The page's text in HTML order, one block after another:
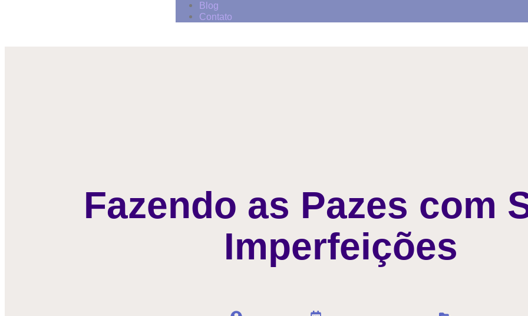
Blog
Contato
Fazendo as Pazes com
Imperfeições